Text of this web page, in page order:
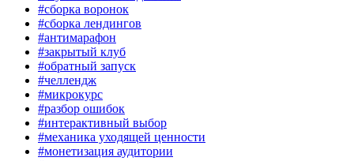
#сборка воронок
#сборка лендингов
#антимарафон
#закрытый клуб
#обратный запуск
#челлендж
#микрокурс
#разбор ошибок
#интерактивный выбор
#механика уходящей ценности
#монетизация аудитории